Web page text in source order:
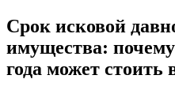
Срок исковой
имущества:
года может стоить